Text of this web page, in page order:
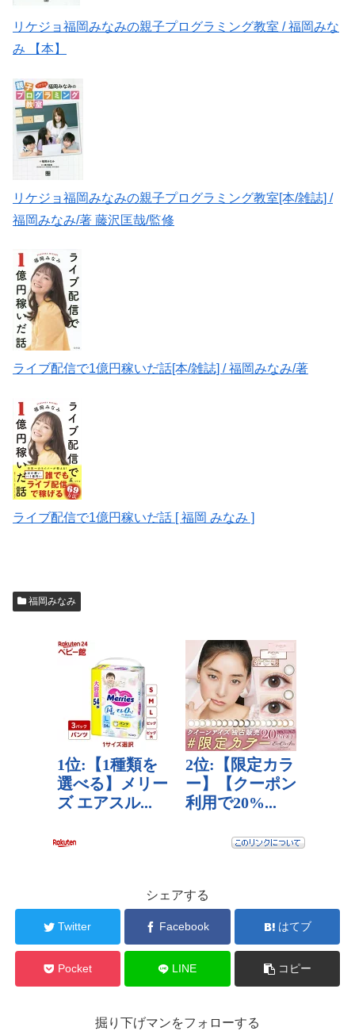
リケジョ福岡みなみの親子プログラミング教室 / 福岡みな
み 【本】
リケジョ福岡みなみの親子プログラミング教室[本/雑誌] /
福岡みなみ/著 藤沢匡哉/監修
ライブ配信で1億円稼いだ話[本/雑誌] / 福岡みなみ/著
ライブ配信で1億円稼いだ話 [ 福岡 みなみ ]
福岡みなみ
シェアする
Twitter Facebook はてブ
Pocket LINE コピー
掘り下げマンをフォローする